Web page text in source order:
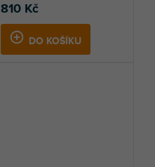
810 Kč
DO KOŠÍKU